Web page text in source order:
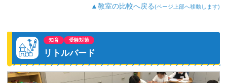
に繰り返し言われます。子どもと遊んだ
り、何かを教えたりするときにも、親の
ゃを選ぶときや、お風呂に入るときなど
も「育脳になるかな？」「教室でやって
いたことが家でできるかな？」というこ
とを自然と考えるようになりました。そ
ういった実践的な面での影響もさること
▲教室の比較へ戻る(ページ上部へ移動します)
知育 受験対策
リトルバード